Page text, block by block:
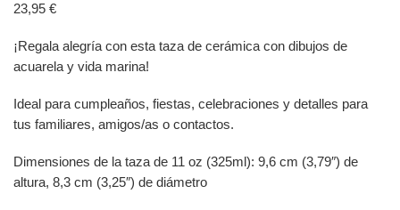
23,95 €
¡Regala alegría con esta taza de cerámica con dibujos de
acuarela y vida marina!
Ideal para cumpleaños, fiestas, celebraciones y detalles para
tus familiares, amigos/as o contactos.
Dimensiones de la taza de 11 oz (325ml): 9,6 cm (3,79″) de
altura, 8,3 cm (3,25″) de diámetro